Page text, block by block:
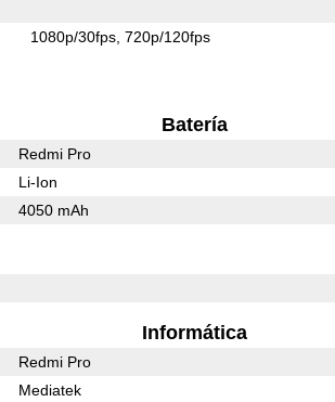
1080p/30fps 720p/120fps
Batería
Redmi Pro
Li-Ion
4050 mAh
Informática
Redmi Pro
Mediatek